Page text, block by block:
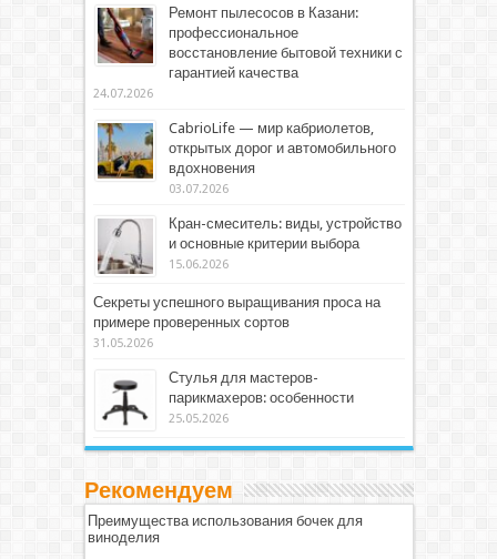
Ремонт пылесосов в Казани:
профессиональное
восстановление бытовой техники с
гарантией качества
24.07.2026
CabrioLife — мир кабриолетов,
открытых дорог и автомобильного
вдохновения
03.07.2026
Кран-смеситель: виды, устройство
и основные критерии выбора
15.06.2026
Секреты успешного выращивания проса на
примере проверенных сортов
31.05.2026
Стулья для мастеров-
парикмахеров: особенности
25.05.2026
Рекомендуем
Преимущества использования бочек для
виноделия